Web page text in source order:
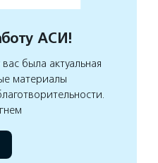
АСИ!
была актуальная
материалы